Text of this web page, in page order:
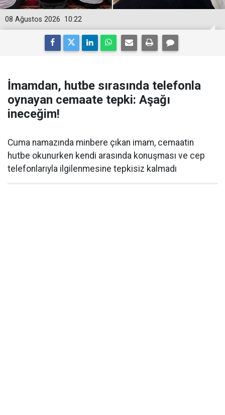
10:22
08 Ağustos 2026
İmamdan, hutbe sırasında telefonla
oynayan cemaate tepki: Aşağı
ineceğim!
Cuma namazında minbere çıkan imam, cemaatin
hutbe okunurken kendi arasında konuşması ve cep
telefonlarıyla ilgilenmesine tepkisiz kalmadı